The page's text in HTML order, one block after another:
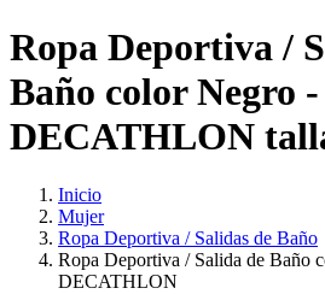
Ropa Deportiva /
Baño color Negro -
DECATHLON
Inicio
Mujer
Ropa Deportiva / Salidas de Baño
Ropa Deportiva / Salida de Baño
DECATHLON